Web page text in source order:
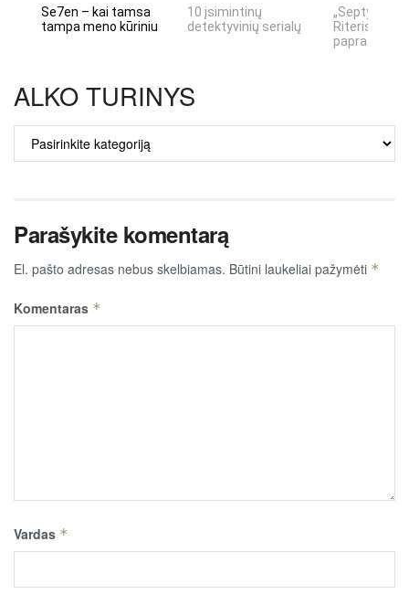
Se7en – kai tamsa
tampa meno kūriniu
10 įsimintinų
detektyvinių serialų
„Septynių
Riteris" – kai
ALKO TURINYS
TURINYS
Parašykite komentarą
El. pašto adresas nebus skelbiamas. Būtini laukeliai pažymėti *
Komentaras *
Vardas *